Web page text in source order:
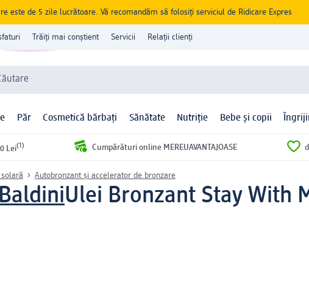
este de 5 zile lucrătoare. Vă recomandăm să folosiți serviciul de Ridicare Expres
Trăiți mai conștient Servicii Relații clienți
Păr Cosmetică bărbați Sănătate Nutriție Bebe și copii
Lei(1) Cumpărături online MEREUAVANTAJOASE
Autobronzant și accelerator de bronzare
Ulei Bronzant Stay With